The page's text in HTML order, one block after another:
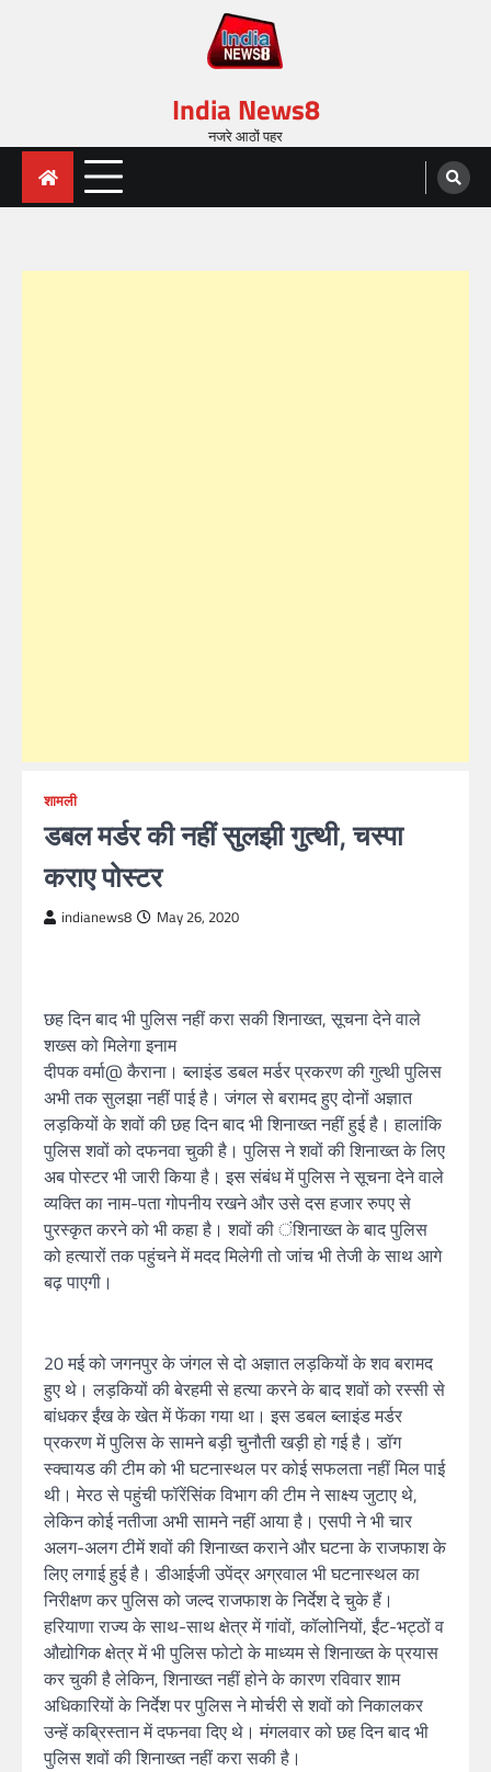
India News8
नजरे आठों पहर
शामली
डबल मर्डर की नहीं सुलझी गुत्थी, चस्पा
कराए पोस्टर
indianews8 May 26, 2020
छह दिन बाद भी पुलिस नहीं करा सकी शिनाख्त, सूचना देने वाले
शख्स को मिलेगा इनाम
दीपक वर्मा@ कैराना। ब्लाइंड डबल मर्डर प्रकरण की गुत्थी पुलिस
अभी तक सुलझा नहीं पाई है। जंगल से बरामद हुए दोनों अज्ञात
लड़कियों के शवों की छह दिन बाद भी शिनाख्त नहीं हुई है। हालांकि
पुलिस शवों को दफनवा चुकी है। पुलिस ने शवों की शिनाख्त के लिए
अब पोस्टर भी जारी किया है। इस संबंध में पुलिस ने सूचना देने वाले
व्यक्ति का नाम-पता गोपनीय रखने और उसे दस हजार रुपए से
पुरस्कृत करने को भी कहा है। शवों की ंशिनाख्त के बाद पुलिस
को हत्यारों तक पहुंचने में मदद मिलेगी तो जांच भी तेजी के साथ आगे
बढ़ पाएगी।
20 मई को जगनपुर के जंगल से दो अज्ञात लड़कियों के शव बरामद
हुए थे। लड़कियों की बेरहमी से हत्या करने के बाद शवों को रस्सी से
बांधकर ईंख के खेत में फेंका गया था। इस डबल ब्लाइंड मर्डर
प्रकरण में पुलिस के सामने बड़ी चुनौती खड़ी हो गई है। डॉग
स्क्वायड की टीम को भी घटनास्थल पर कोई सफलता नहीं मिल पाई
थी। मेरठ से पहुंची फॉरेंसिंक विभाग की टीम ने साक्ष्य जुटाए थे,
लेकिन कोई नतीजा अभी सामने नहीं आया है। एसपी ने भी चार
अलग-अलग टीमें शवों की शिनाख्त कराने और घटना के राजफाश के
लिए लगाई हुई है। डीआईजी उपेंद्र अग्रवाल भी घटनास्थल का
निरीक्षण कर पुलिस को जल्द राजफाश के निर्देश दे चुके हैं।
हरियाणा राज्य के साथ-साथ क्षेत्र में गांवों, कॉलोनियों, ईंट-भट्ठों व
औद्योगिक क्षेत्र में भी पुलिस फोटो के माध्यम से शिनाख्त के प्रयास
कर चुकी है लेकिन, शिनाख्त नहीं होने के कारण रविवार शाम
अधिकारियों के निर्देश पर पुलिस ने मोर्चरी से शवों को निकालकर
उन्हें कब्रिस्तान में दफनवा दिए थे। मंगलवार को छह दिन बाद भी
पुलिस शवों की शिनाख्त नहीं करा सकी है।